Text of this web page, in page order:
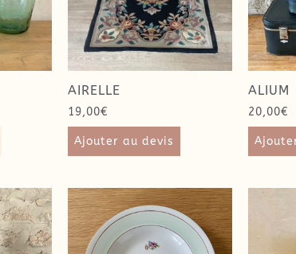
AIRELLE
19,00€
Ajouter au devis
ALIUM
20,00€